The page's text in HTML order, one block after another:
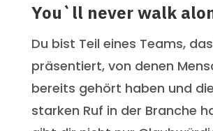
You`ll never walk
Du bist Teil eines Teams,
präsentiert, von denen
bereits gehört haben und
starken Ruf in der Branche